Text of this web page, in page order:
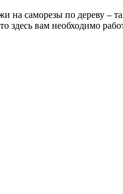
саморезы по дереву –
вам необходимо